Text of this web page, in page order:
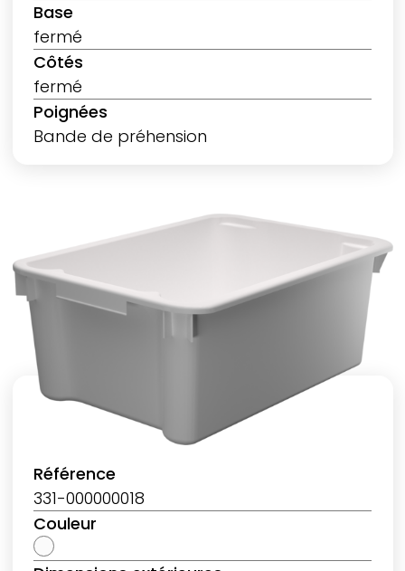
Base
fermé
Côtés
fermé
Poignées
Bande de préhension
Référence
331-000000018
Couleur